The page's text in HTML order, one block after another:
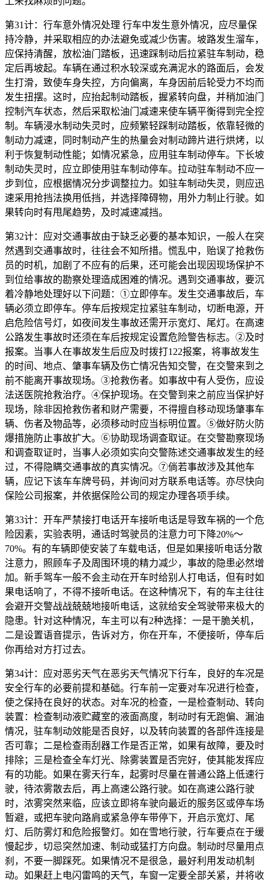
第31计：行车意外情况处理 行车中发生意外情况，应尽量保
持冷静，并采取相应的办法避免或减少伤害。坡路发生溜车，
应保持清醒，放松油门踏板，迅速踩制动后拉紧驻车制动，稳
定后再坡起。车辆在通过积水较深或充满泥水的路面后，会发
生打滑，致使车身失控，方向偏离，车身因前后轮受力不均而
发生扭摆。这时，应抬起制动踏板，握紧转向盘，并稍加油门
控制汽车状态，然后采取松油门减速来使车辆平衡得到完全控
制。车辆浸水制动失灵时，应频繁轻踩制动踏板，依靠轻微的
制动力减速，同时制动产生的热量会对制动蹄片进行烘烤，以
利于恢复制动性能；如情况紧急，应用驻车制动停车。下长坡
制动失灵时，应立即使用驻车制动停车。拉动驻车制动不应一
步到位，应根据情况分步调整拉力。如驻车制动失灵，则应迅
速采用抢挡法换用低挡，并选择障碍物，用外力制止行驶。如
果转向时有甩尾趋势，及时减速减挡。
第32计：应对交通事故由于缺乏必要的基本知识，一般人在突
然遇到交通事故时，往往会不知所措。慌乱中，贻误了抢救伤
员的时机，加剧了不应有的后果，还可能会出现因现场保护不
到位给事故的勘察处理造成困难的情况。遇到交通事故，要沉
着冷静地处理好以下问题：①立即停车。发生交通事故后，车
辆必须立即停车。停车后按规定拉紧驻车制动，切断电源，开
启危险信号灯，如夜间发生事故还需开示宽灯、尾灯。在高速
公路发生事故时还须在车后按规定设置危险警告标志。②及时
报案。当事人在事故发生后应及时拨打122报案，将事故发生
的时间、地点、肇事车辆及伤亡情况告知交警，在交警来到之
前不能离开事故现场。③抢救伤者。如事故中有人受伤，应设
法送医院抢救治疗。④保护现场。在交警到来之前应当保护好
现场，除非因抢救伤者和财产需要，不得擅自移动现场肇事车
辆、伤者及物品等，必须移动时应当标明位置。⑤做好防火防
爆措施防止事故扩大。⑥协助现场调查取证。在交警勘察现场
和调查取证时，当事人必须如实向交警陈述交通事故发生的经
过，不得隐瞒交通事故的真实情况。⑦倘若事故涉及其他车
辆，应记下该车车牌号码，并询问对方联系电话等。亦尽快向
保险公司报案，并依据保险公司的规定办理各项手续。
第33计：开车严禁接打电话开车接听电话是导致车祸的一个危
险因素，实验表明，通话时驾驶员的注意力可下降20%～
70%。有的车辆即使安装了车载电话，但是如果接听电话分散
注意力，照顾车子及周围环境的精力减少，事故的隐患必然增
加。新手驾车一般不会主动在开车时给别人打电话，但有时如
果电话响了，不得不接听电话。在这种情况下，有的车主往往
会避开交警战战兢兢地接听电话，这就给安全驾驶带来极大的
隐患。针对这种情况，车主可以有2种选择：一是干脆关机，
二是设置语音提示，告诉对方，你在开车，不便接听，停车后
你再给对方打过去。
第34计：应对恶劣天气在恶劣天气情况下行车，良好的车况是
安全行车的必要前提和基础。行车前一定要对车况进行检查，
使之保持在良好的状态。对车况的检查，一是检查制动、转向
装置：检查制动液贮藏室的液面高度，制动时有无跑偏、漏油
情况，驻车制动效能是否良好，以及转向装置的各部件连接是
否可靠；二是检查雨刮器工作是否正常，如果有故障，要及时
排除；三是检查全车灯光、除雾装置是否完好，使其能发挥应
有的功能。如果在雾天行车，起雾时尽量在普通公路上低速行
驶，待浓雾散去后，再上高速公路行驶。如在高速公路行驶
时，浓雾突然来临，应该立即将车驶向最近的服务区或停车场
暂避，或把车驶向路肩或紧急停车带停下，开启示宽灯、尾
灯、后防雾灯和危险报警灯。如在雪地行驶，行车要点在于缓
慢起步，切忌突然加速、制动或猛打方向盘。制动时尽量用点
刹，不要一脚踩死。如果情况不是很急，最好利用发动机制
动。如果赶上电闪雷鸣的天气，车窗一定要全部关紧，并将收